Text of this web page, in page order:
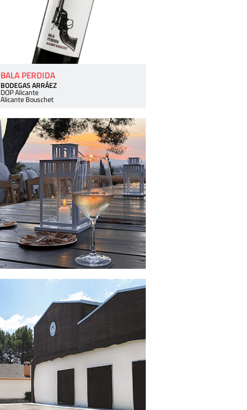
BALA PERDIDA
BODEGAS ARRÁEZ
DOP Alicante
Alicante Bouschet